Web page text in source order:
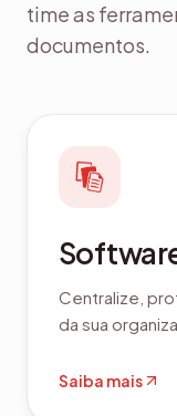
time as
documentos.
Centralize,
da sua
Saiba mais